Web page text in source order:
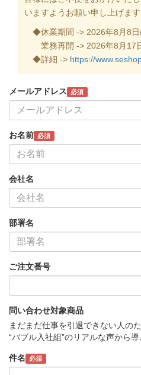
いますようお願い申し上げます
◆休業期間 -> 2026年8月8日
業務再開 -> 2026年8月17
◆詳細 -> https://
メールアドレス 必須
お名前 必須
会社名
部署名
ご注文番号
問い合わせ対象商品
まだまだ仕事を引退できない人の
“バブル入社組”のリアルな声から
件名 必須